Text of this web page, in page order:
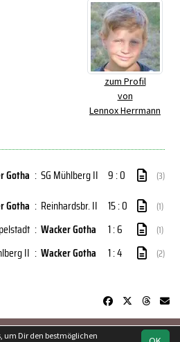
zum Profil
von
Lennox Herrmann
Gotha : SG Mühlberg II 9 : 0 (3)
Gotha : Reinhardsbr. II 15 : 0 (1)
: Wacker Gotha 1 : 6 (1)
II : Wacker Gotha 1 : 4 (2)
soccero.de
um Dir den bestmöglichen